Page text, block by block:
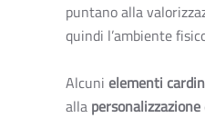
puntano alla
quindi l’ambiente
Alcuni elementi
alla personalizzazione